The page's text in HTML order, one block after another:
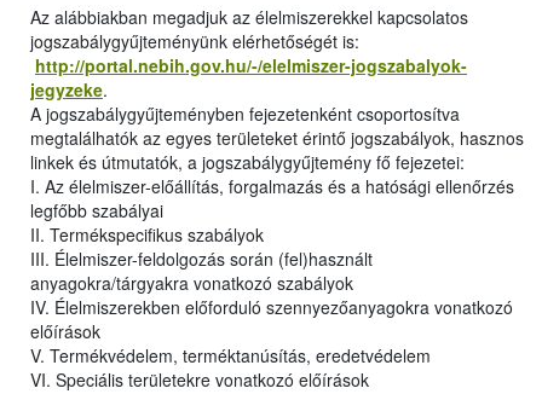
Az alábbiakban megadjuk az élelmiszerekkel kapcsolatos
jogszabálygyűjteményünk elérhetőségét is:
http://portal.nebih.gov.hu/-/elelmiszer-jogszabalyok-
jegyzeke.
A jogszabálygyűjteményben fejezetenként csoportosítva
megtalálhatók az egyes területeket érintő jogszabályok, hasznos
linkek és útmutatók, a jogszabálygyűjtemény fő fejezetei:
I. Az élelmiszer-előállítás, forgalmazás és a hatósági ellenőrzés
legfőbb szabályai
II. Termékspecifikus szabályok
III. Élelmiszer-feldolgozás során (fel)használt
anyagokra/tárgyakra vonatkozó szabályok
IV. Élelmiszerekben előforduló szennyezőanyagokra vonatkozó
előírások
V. Termékvédelem, terméktanúsítás, eredetvédelem
VI. Speciális területekre vonatkozó előírások